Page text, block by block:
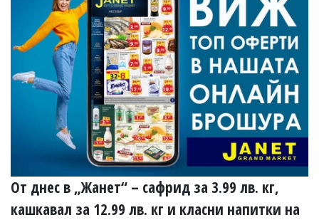
От днес в „Жанет“ – сафрид за 3.99 лв. кг,
кашкавал за 12.99 лв. кг и класни напитки на